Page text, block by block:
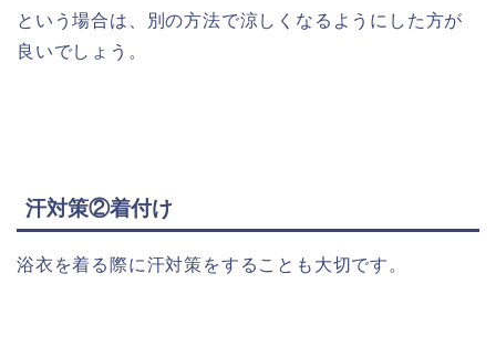
という場合は、別の方法で涼しくなるようにした方が
良いでしょう。
汗対策②着付け
浴衣を着る際に汗対策をすることも大切です。